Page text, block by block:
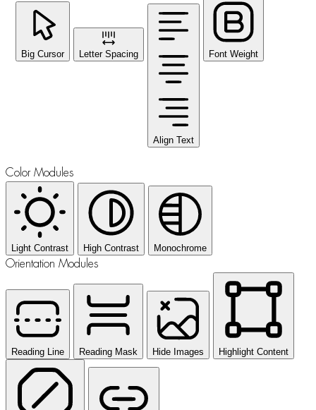
Big Cursor Letter Spacing
Align Text
Font Weight
Color Modules
Light Contrast High Contrast Monochrome
Orientation Modules
Reading Line Reading Mask Hide Images Highlight Content